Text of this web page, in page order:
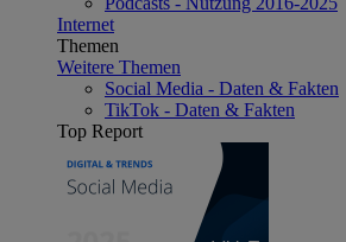
Internet
Themen
Weitere Themen
Social Media - Daten & Fakten
TikTok - Daten & Fakten
Top Report